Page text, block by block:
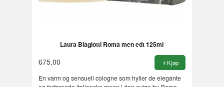
Laura Biagiotti Roma men edt 125ml
675,00 Kjøp
En varm og sensuell cologne som hyller de elegante